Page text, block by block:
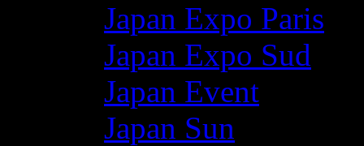
Japan Expo Paris
Japan Expo Sud
Japan Event
Japan Sun